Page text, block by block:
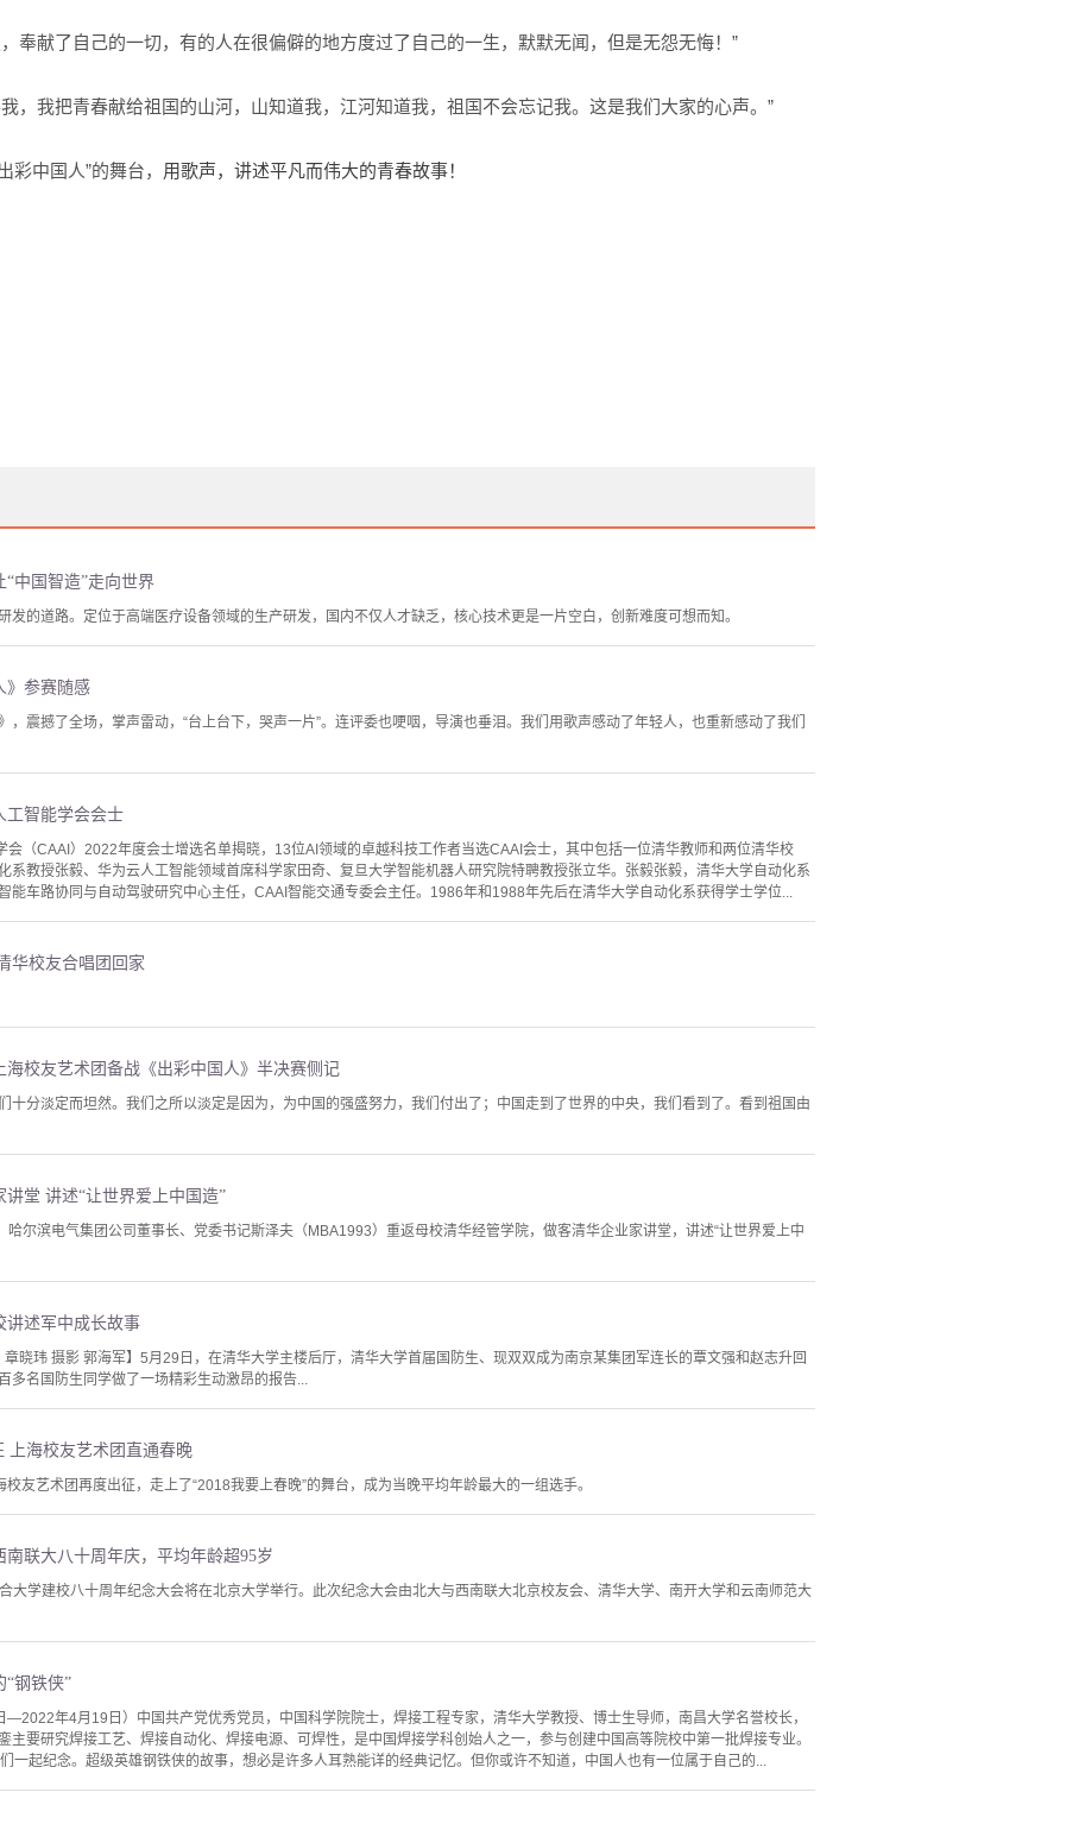
奉献了自己的一切，有的人在很偏僻的地方度过了自己的一生，默默无闻，但是无怨无悔！”
，我把青春献给祖国的山河，山知道我，江河知道我，祖国不会忘记我。这是我们大家的心声。”
彩中国人”的舞台， 用歌声，讲述平凡而伟大的青春故事！
中国智造”走向世界
发的道路。定位于高端医疗设备领域的生产研发，国内不仅人才缺乏，核心技术更是一片空白，创新难度可想而知。
》参赛随感
，震撼了全场，掌声雷动，“台上台下，哭声一片”。连评委也哽咽，导演也垂泪。我们用歌声感动了年轻人，也重新感动了我们
工智能学会会士
会（CAAI）2022年度会士增选名单揭晓，13位AI领域的卓越科技工作者当选CAAI会士，其中包括一位清华教师和两位清华校
系教授张毅、华为云人工智能领域首席科学家田奇、复旦大学智能机器人研究院特聘教授张立华。张毅张毅，清华大学自动化系
能车路协同与自动驾驶研究中心主任，CAAI智能交通专委会主任。1986年和1988年先后在清华大学自动化系获得学士学位...
华校友合唱团回家
校友艺术团备战《出彩中国人》半决赛侧记
十分淡定而坦然。我们之所以淡定是因为，为中国的强盛努力，我们付出了；中国走到了世界的中央，我们看到了。看到祖国由
堂 讲述“让世界爱上中国造”
哈尔滨电气集团公司董事长、党委书记斯泽夫（MBA1993）重返母校清华经管学院，做客清华企业家讲堂，讲述“让世界爱上中
讲述军中成长故事
章晓玮 摄影 郭海军】5月29日，在清华大学主楼后厅，清华大学首届国防生、现双双成为南京某集团军连长的覃文强和赵志升回
多名国防生同学做了一场精彩生动激昂的报告...
上海校友艺术团直通春晚
校友艺术团再度出征，走上了“2018我要上春晚”的舞台，成为当晚平均年龄最大的一组选手。
南联大八十周年庆，平均年龄超95岁
大学建校八十周年纪念大会将在北京大学举行。此次纪念大会由北大与西南联大北京校友会、清华大学、南开大学和云南师范大
“钢铁侠”
年4月19日）中国共产党优秀党员，中国科学院院士，焊接工程专家，清华大学教授、博士生导师，南昌大学名誉校长，
主要研究焊接工艺、焊接自动化、焊接电源、可焊性，是中国焊接学科创始人之一，参与创建中国高等院校中第一批焊接专业。
一起纪念。超级英雄钢铁侠的故事，想必是许多人耳熟能详的经典记忆。但你或许不知道，中国人也有一位属于自己的...